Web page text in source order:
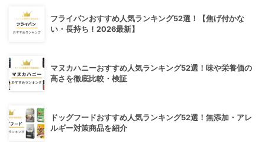
フライパンおすすめ人気ランキング52選！【焦げ付かな
い・長持ち！2026最新】
マヌカハニーおすすめ人気ランキング52選！味や栄養価の
高さを徹底比較・検証
ドッグフードおすすめ人気ランキング52選！無添加・アレ
ルギー対策商品を紹介